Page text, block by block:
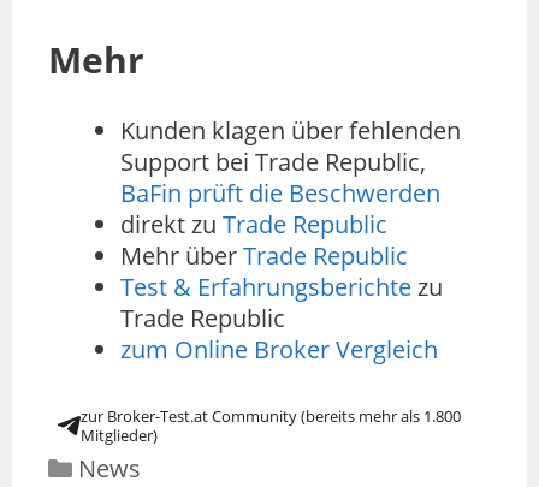
Mehr
Kunden klagen über fehlenden
Support bei Trade Republic,
BaFin prüft die Beschwerden
direkt zu Trade Republic
Mehr überTrade Republic
Test & Erfahrungsberichtezu
Trade Republic
zum Online Broker Vergleich
zur Broker-Test.at Community (bereits mehr als 1.800
Mitglieder)
News